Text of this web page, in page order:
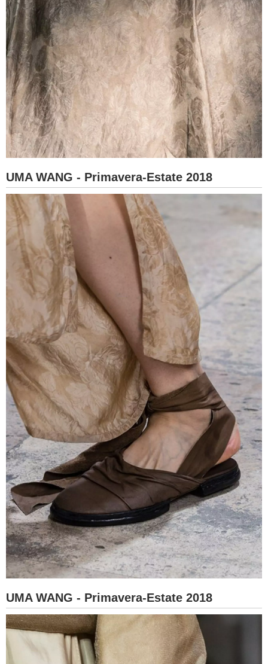
UMA WANG - Primavera-Estate 2018
UMA WANG - Primavera-Estate 2018